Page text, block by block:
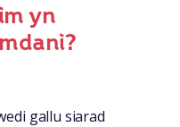
yn
gallu siarad